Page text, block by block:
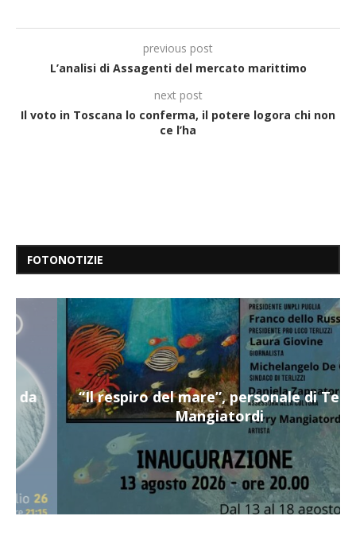
previous post
L’analisi di Assagenti del mercato marittimo
next post
Il voto in Toscana lo conferma, il potere logora chi non
ce l’ha
FOTONOTIZIE
“Il respiro del mare”, personale di Terry
Mangiatordi